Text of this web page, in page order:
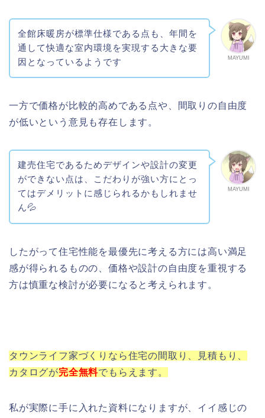
MAYUMI
全館床暖房が標準仕様である点も、年間を
通して快適な室内環境を実現する大きな要
因となっているようです
一方で価格が比較的高めである点や、間取りの自由度
が低いという意見も存在します。
MAYUMI
建売住宅であるためデザインや設計の変更
ができない点は、こだわりが強い方にとっ
てはデメリットに感じられるかもしれませ
ん💦
したがって住宅性能を最優先に考える方には高い満足
感が得られるものの、価格や設計の自由度を重視する
方は慎重な検討が必要になると考えられます。
タウンライフ家づくりなら住宅の間取り、見積もり、
カタログが完全無料でもらえます。
私が実際に手に入れた資料になりますが、イイ感じの